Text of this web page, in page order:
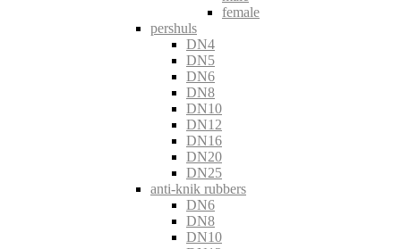
female
pershuls
DN4
DN5
DN6
DN8
DN10
DN12
DN16
DN20
DN25
anti-knik rubbers
DN6
DN8
DN10